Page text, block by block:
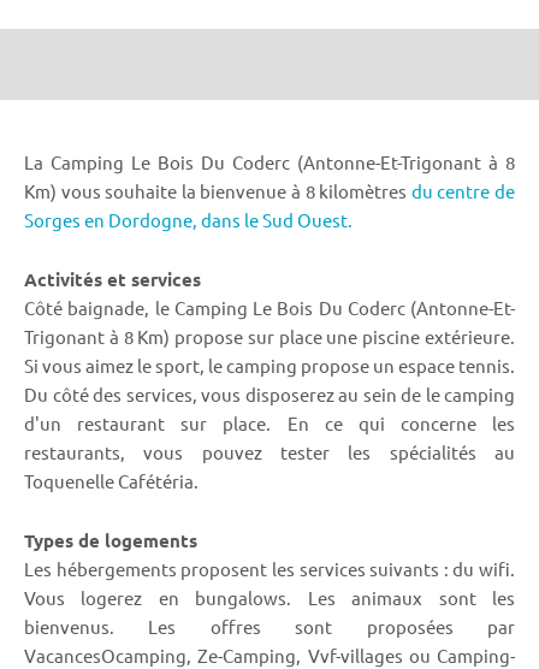
La Camping Le Bois Du Coderc (Antonne-Et-Trigonant à 8
Km) vous souhaite la bienvenue à 8 kilomètres du centre de
Sorges en Dordogne, dans le Sud Ouest.
Activités et services
Côté baignade, le Camping Le Bois Du Coderc (Antonne-Et-
Trigonant à 8 Km) propose sur place une piscine extérieure.
Si vous aimez le sport, le camping propose un espace tennis.
Du côté des services, vous disposerez au sein de le camping
d'un restaurant sur place. En ce qui concerne les
restaurants, vous pouvez tester les spécialités au
Toquenelle Cafétéria.
Types de logements
Les hébergements proposent les services suivants : du wifi.
Vous logerez en bungalows. Les animaux sont les
bienvenus. Les offres sont proposées par
VacancesOcamping, Ze-Camping, Vvf-villages ou Camping-